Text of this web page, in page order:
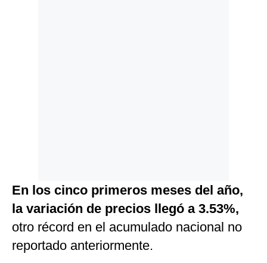
En los cinco primeros meses del año,
la variación de precios llegó a 3.53%,
otro récord en el acumulado nacional no
reportado anteriormente.